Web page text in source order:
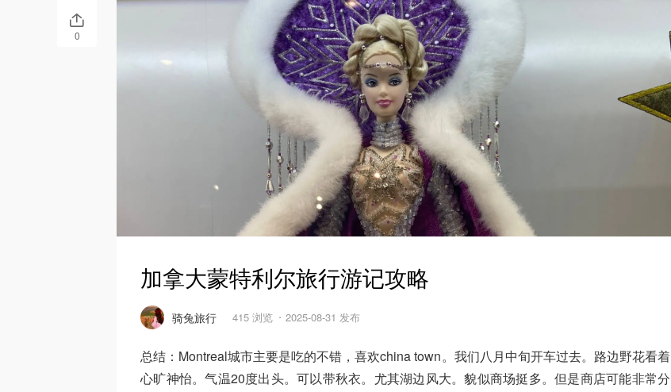
0
加拿大蒙特利尔旅行游记攻略
骑兔旅行 415 浏览 2025-08-31 发布
总结：Montreal城市主要是吃的不错，喜欢china town。我们八月中旬开车过去。路边野花看着
心旷神怡。气温20度出头。可以带秋衣。尤其湖边风大。貌似商场挺多。但是商店可能非常分